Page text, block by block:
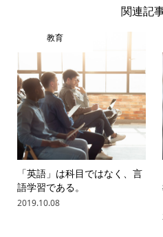
関連記
教育
「英語」は科目ではなく、言
語学習である。
2019.10.08